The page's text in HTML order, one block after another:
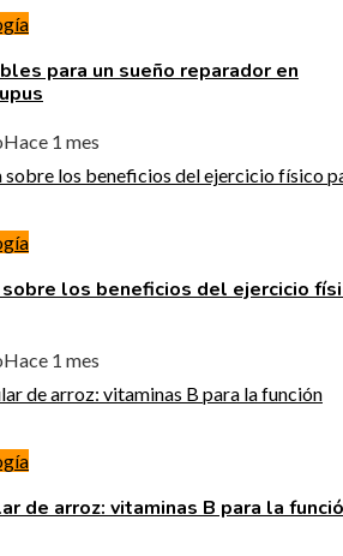
para un sueño reparador en
Hace 1 mes
los beneficios del ejercicio
Hace 1 mes
de arroz: vitaminas B para la